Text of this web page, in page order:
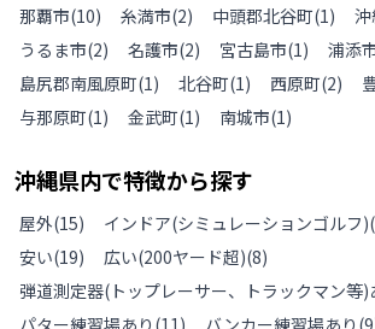
那覇市(10) 糸満市(2) 中頭郡北谷町(1)
うるま市(2) 名護市(2) 宮古島市(1) 浦添
島尻郡南風原町(1) 北谷町(1) 西原町(2)
与那原町(1) 金武町(1) 南城市(1)
沖縄県内で特徴から探す
屋外(15) インドア(シミュレーションゴルフ)(
安い(19) 広い(200ヤード超)(8)
弾道測定器(トップレーサー、トラックマン等)